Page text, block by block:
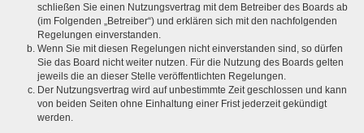
schließen Sie einen Nutzungsvertrag mit dem Betreiber des Boards ab
(im Folgenden „Betreiber“) und erklären sich mit den nachfolgenden
Regelungen einverstanden.
Wenn Sie mit diesen Regelungen nicht einverstanden sind, so dürfen
Sie das Board nicht weiter nutzen. Für die Nutzung des Boards gelten
jeweils die an dieser Stelle veröffentlichten Regelungen.
Der Nutzungsvertrag wird auf unbestimmte Zeit geschlossen und kann
von beiden Seiten ohne Einhaltung einer Frist jederzeit gekündigt
werden.